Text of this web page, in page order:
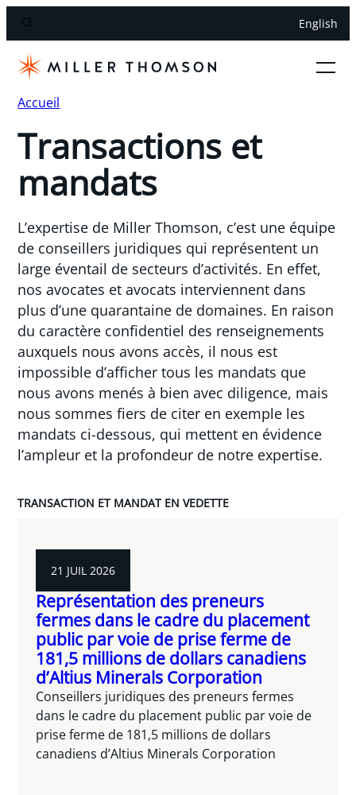
English
Accueil
Transactions et
mandats
L’expertise de Miller Thomson, c’est une équipe
de conseillers juridiques qui représentent un
large éventail de secteurs d’activités. En effet,
nos avocates et avocats interviennent dans
plus d’une quarantaine de domaines. En raison
du caractère confidentiel des renseignements
auxquels nous avons accès, il nous est
impossible d’afficher tous les mandats que
nous avons menés à bien avec diligence, mais
nous sommes fiers de citer en exemple les
mandats ci-dessous, qui mettent en évidence
l’ampleur et la profondeur de notre expertise.
TRANSACTION ET MANDAT EN VEDETTE
21 JUIL 2026
Représentation des preneurs
fermes dans le cadre du placement
public par voie de prise ferme de
181,5 millions de dollars canadiens
d’Altius Minerals Corporation
Conseillers juridiques des preneurs fermes
dans le cadre du placement public par voie de
prise ferme de 181,5 millions de dollars
canadiens d’Altius Minerals Corporation